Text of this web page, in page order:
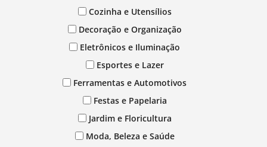
Cozinha e Utensílios
Decoração e Organização
Eletrônicos e Iluminação
Esportes e Lazer
Ferramentas e Automotivos
Festas e Papelaria
Jardim e Floricultura
Moda, Beleza e Saúde